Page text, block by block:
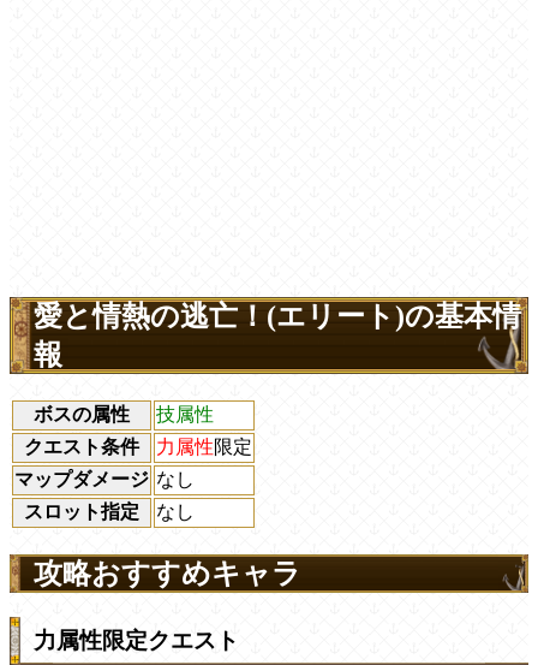
愛と情熱の逃亡！(エリート)の基本情
報
ボスの属性
技属性
クエスト条件
力属性限定
マップダメージ なし
スロット指定
なし
攻略おすすめキャラ
力属性限定クエスト